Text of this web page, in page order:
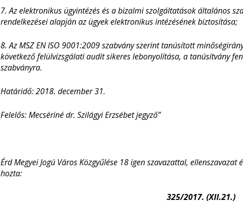
7. Az elektronikus ügyintézés és a bizalmi szolgáltatások általános
rendelkezései alapján az ügyek elektronikus intézésének biztosítása;
8. Az MSZ EN ISO 9001:2009 szabvány szerint tanúsított
következő felülvizsgálati audit sikeres lebonyolítása, a tanúsítvány
szabványra.
Határidő: 2018. december 31.
Felelős: Mecsériné dr. Szilágyi Erzsébet jegyző”
Érd Megyei Jogú Város Közgyűlése 18 igen szavazattal,
hozta:
325/2017. (XII.21.)